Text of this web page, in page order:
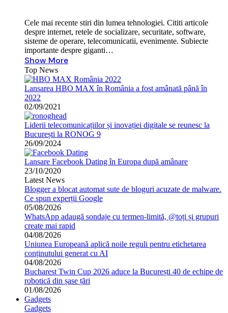
Cele mai recente stiri din lumea tehnologiei. Cititi articole
despre internet, retele de socializare, securitate, software,
sisteme de operare, telecomunicatii, evenimente. Subiecte
importante despre giganti…
Show More
Top News
Lansarea HBO MAX în România a fost amânată până în
2022
02/09/2021
Liderii telecomunicațiilor și inovației digitale se reunesc la
București la RONOG 9
26/09/2024
Lansare Facebook Dating în Europa după amânare
23/10/2020
Latest News
Blogger a blocat automat sute de bloguri acuzate de malware.
Ce spun experții Google
05/08/2026
WhatsApp adaugă sondaje cu termen-limită, @toți și grupuri
create mai rapid
04/08/2026
Uniunea Europeană aplică noile reguli pentru etichetarea
conținutului generat cu AI
04/08/2026
Bucharest Twin Cup 2026 aduce la București 40 de echipe de
robotică din șase țări
01/08/2026
Gadgets
Gadgets